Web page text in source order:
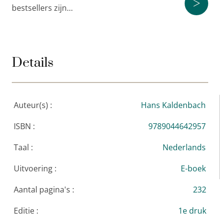
omgaan met Nederlanders
bestsellers zijn…
Details
Auteur(s) :
Hans Kaldenbach
ISBN :
9789044642957
Taal :
Nederlands
Uitvoering :
E-boek
Aantal pagina's :
232
Editie :
1e druk